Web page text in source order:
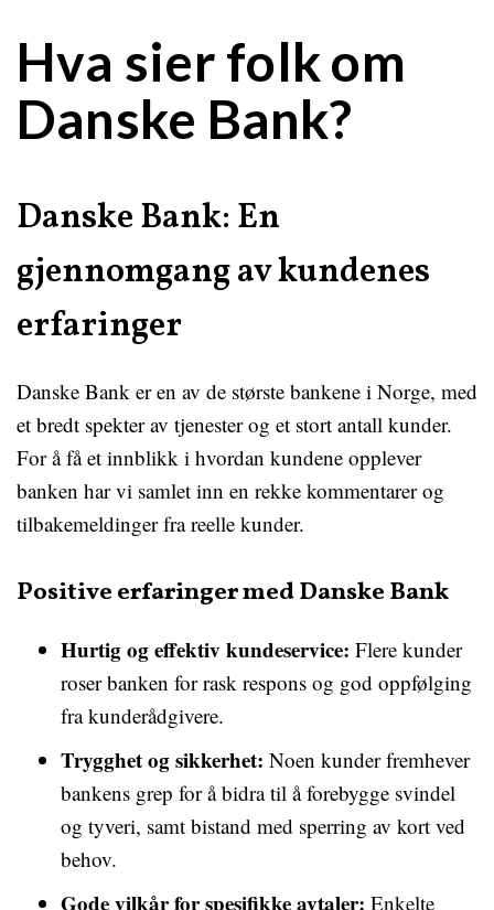
Hva sier folk om
Danske Bank?
Danske Bank: En
gjennomgang av kundenes
erfaringer
Danske Bank er en av de største bankene i Norge, med
et bredt spekter av tjenester og et stort antall kunder.
For å få et innblikk i hvordan kundene opplever
banken har vi samlet inn en rekke kommentarer og
tilbakemeldinger fra reelle kunder.
Positive erfaringer med Danske Bank
Hurtig og effektiv kundeservice: Flere kunder
roser banken for rask respons og god oppfølging
fra kunderådgivere.
Trygghet og sikkerhet: Noen kunder fremhever
bankens grep for å bidra til å forebygge svindel
og tyveri, samt bistand med sperring av kort ved
behov.
Gode vilkår for spesifikke avtaler: Enkelte